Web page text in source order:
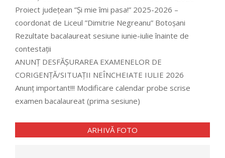
Proiect județean ”Și mie îmi pasa!” 2025-2026 –
coordonat de Liceul ”Dimitrie Negreanu” Botoșani
Rezultate bacalaureat sesiune iunie-iulie înainte de
contestații
ANUNȚ DESFĂȘURAREA EXAMENELOR DE
CORIGENȚĂ/SITUAȚII NEÎNCHEIATE IULIE 2026
Anunț important!!! Modificare calendar probe scrise
examen bacalaureat (prima sesiune)
ARHIVĂ FOTO